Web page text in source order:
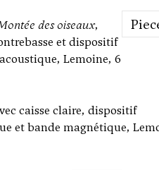
des oiseaux,
et dispositif
Lemoine, 6
caisse claire, dispositif
et bande magnétique,